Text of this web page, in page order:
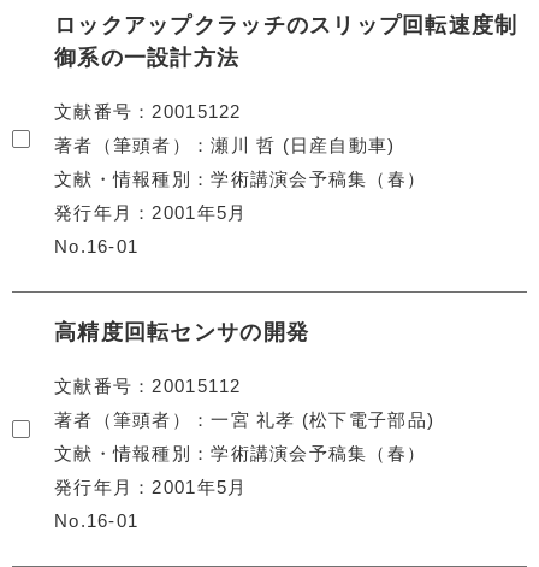
ロックアップクラッチのスリップ回転速度制
御系の一設計方法
文献番号
20015122
著者（筆頭者）
瀬川 哲 (日産自動車)
文献・情報種別
学術講演会予稿集（春）
発行年月
2001年5月
No.16-01
高精度回転センサの開発
文献番号
20015112
著者（筆頭者）
一宮 礼孝 (松下電子部品)
文献・情報種別
学術講演会予稿集（春）
発行年月
2001年5月
No.16-01